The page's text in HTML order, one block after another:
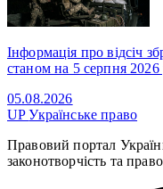
Інформація про відсіч
станом на 5 серпня 2026
05.08.2026
UPУкраїнське право
Правовий портал
законотворчість та